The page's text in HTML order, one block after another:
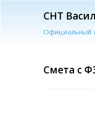
СНТ
Официальный
Смета с